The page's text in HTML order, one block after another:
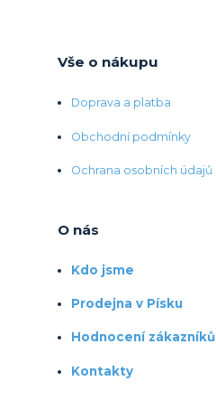
Vše o nákupu
Doprava a platba
Obchodní podmínky
Ochrana osobních údajů
O nás
Kdo jsme
Prodejna v Písku
Hodnocení zákazníků
Kontakty